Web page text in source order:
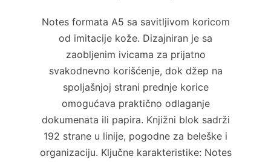
Notes formata A5 sa savitljivom koricom
od imitacije kože. Dizajniran je sa
zaobljenim ivicama za prijatno
svakodnevno korišćenje, dok džep na
spoljašnjoj strani prednje korice
omogućava praktično odlaganje
dokumenata ili papira. Knjižni blok sadrži
192 strane u linije, pogodne za beleške i
organizaciju. Ključne karakteristike: Notes